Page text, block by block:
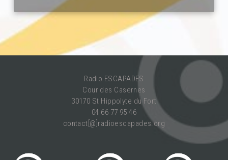
Radio ESCAPADES
Cour des Casernes
30170 St Hippolyte du Fort
04 66 77 95 46
contact[@]radioescapades.org